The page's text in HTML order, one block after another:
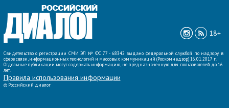
ВСЕ НОВОСТИ »
18+
Свидетельство о регистрации СМИ ЭЛ № ФС 77 - 68342 выдано федеральной службой по надзору в
сфере связи, информационных технологий и массовых коммуникаций (Роскомнадзор) 16.01.2017 г.
Отдельные публикации могут содержать информацию, не предназначенную для пользователей до 16
лет.
Правила использования информации
© Российский диалог